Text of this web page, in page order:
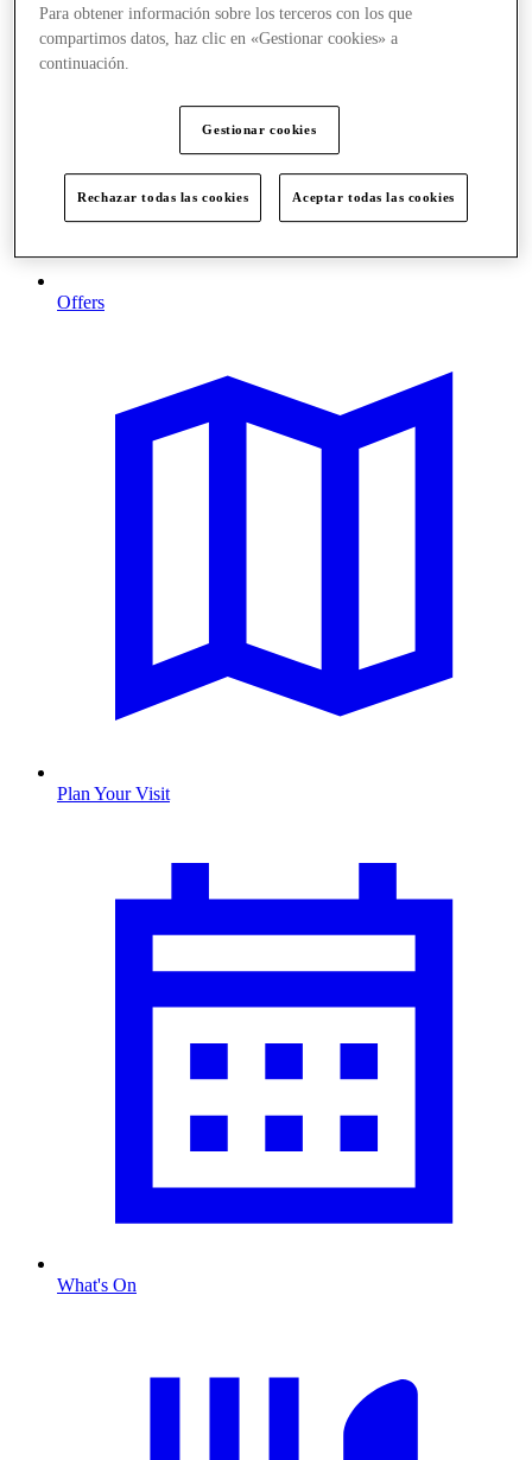
Offers
Plan Your Visit
What's On
Para obtener información sobre los terceros con los que
compartimos datos, haz clic en «Gestionar cookies» a
continuación.
Gestionar cookies
Rechazar todas las cookies Aceptar todas las cookies